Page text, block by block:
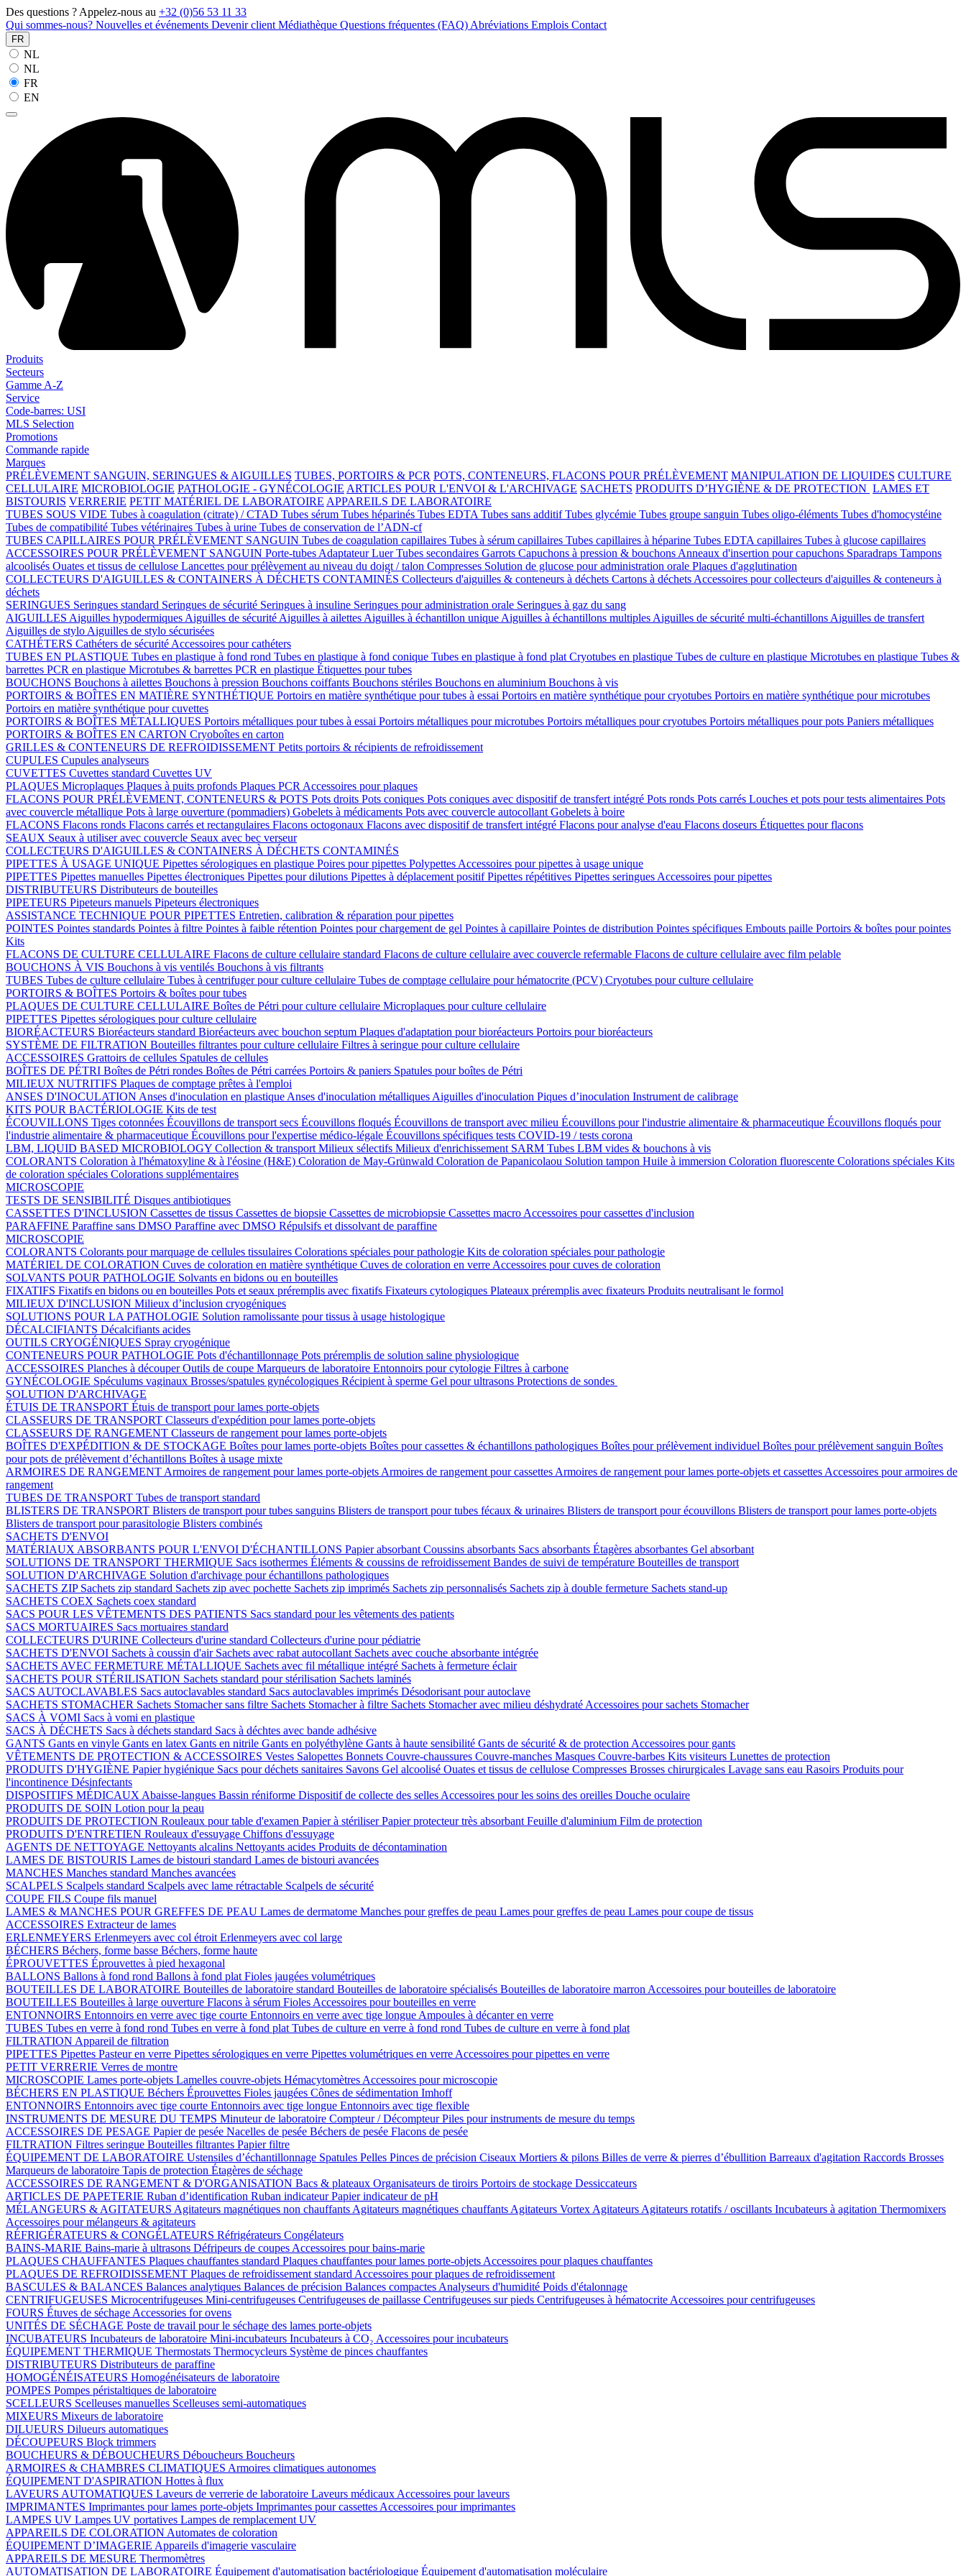
Des questions ? Appelez-nous au +32 (0)56 53 11 33
Qui sommes-nous? Nouvelles et événements Devenir client Médiathèque Questions fréquentes (FAQ) Abréviations Emplois Contact
FR
NL
NL
FR
EN
Produits
Secteurs
Gamme A-Z
Service
Code-barres: USI
MLS Selection
Promotions
Commande rapide
Marques
PRÉLÈVEMENT SANGUIN, SERINGUES & AIGUILLES TUBES, PORTOIRS & PCR POTS, CONTENEURS, FLACONS POUR PRÉLÈVEMENT MANIPULATION DE LIQUIDES CULTURE
CELLULAIRE MICROBIOLOGIE PATHOLOGIE - GYNÉCOLOGIE ARTICLES POUR L'ENVOI & L'ARCHIVAGE SACHETS PRODUITS D’HYGIÈNE & DE PROTECTION LAMES ET
BISTOURIS VERRERIE PETIT MATÉRIEL DE LABORATOIRE APPAREILS DE LABORATOIRE
TUBES SOUS VIDE Tubes à coagulation (citrate) / CTAD Tubes sérum Tubes héparinés Tubes EDTA Tubes sans additifTubes glycémie Tubes groupe sanguin Tubes oligo-éléments Tubes d'homocystéine
Tubes de compatibilité Tubes vétérinaires Tubes à urine Tubes de conservation de l’ADN-cf
TUBES CAPILLAIRES POUR PRÉLÈVEMENT SANGUIN Tubes de coagulation capillaires Tubes à sérum capillaires Tubes capillaires à héparine Tubes EDTA capillaires Tubes à glucose capillaires
ACCESSOIRES POUR PRÉLÈVEMENT SANGUIN Porte-tubes Adaptateur LuerTubes secondaires Garrots Capuchons à pression & bouchons Anneaux d'insertion pour capuchons Sparadraps Tampons
alcoolisés Ouates et tissus de cellulose Lancettes pour prélèvement au niveau du doigt / talon Compresses Solution de glucose pour administration orale Plaques d'agglutination
COLLECTEURS D'AIGUILLES & CONTAINERS À DÉCHETS CONTAMINÉS Collecteurs d'aiguilles & conteneurs à déchets Cartons à déchets Accessoires pour collecteurs d'aiguilles & conteneurs à
déchets
SERINGUES Seringues standard Seringues de sécurité Seringues à insuline Seringues pour administration orale Seringues à gaz du sang
AIGUILLES Aiguilles hypodermiques Aiguilles de sécurité Aiguilles à ailettes Aiguilles à échantillon unique Aiguilles à échantillons multiples Aiguilles de sécurité multi-échantillons Aiguilles de transfert
Aiguilles de stylo Aiguilles de stylo sécurisées
CATHÉTERS Cathéters de sécurité Accessoires pour cathéters
TUBES EN PLASTIQUE Tubes en plastique à fond rond Tubes en plastique à fond conique Tubes en plastique à fond plat Cryotubes en plastique Tubes de culture en plastique Microtubes en plastique Tubes &
barrettes PCR en plastique Microtubes & barrettes PCR en plastique Étiquettes pour tubes
BOUCHONS Bouchons à ailettes Bouchons à pression Bouchons coiffants Bouchons stériles Bouchons en aluminium Bouchons à vis
PORTOIRS & BOÎTES EN MATIÈRE SYNTHÉTIQUE Portoirs en matière synthétique pour tubes à essai Portoirs en matière synthétique pour cryotubes Portoirs en matière synthétique pour microtubes
Portoirs en matière synthétique pour cuvettes
PORTOIRS & BOÎTES MÉTALLIQUES Portoirs métalliques pour tubes à essai Portoirs métalliques pour microtubes Portoirs métalliques pour cryotubes Portoirs métalliques pour pots Paniers métalliques
PORTOIRS & BOÎTES EN CARTON Cryoboîtes en carton
GRILLES & CONTENEURS DE REFROIDISSEMENT Petits portoirs & récipients de refroidissement
CUPULES Cupules analyseurs
CUVETTES Cuvettes standard Cuvettes UV
PLAQUES Microplaques Plaques à puits profonds Plaques PCR Accessoires pour plaques
FLACONS POUR PRÉLÈVEMENT, CONTENEURS & POTS Pots droits Pots coniques Pots coniques avec dispositif de transfert intégré Pots ronds Pots carrés Louches et pots pour tests alimentaires Pots
avec couvercle métallique Pots à large ouverture (pommadiers) Gobelets à médicaments Pots avec couvercle autocollant Gobelets à boire
FLACONS Flacons ronds Flacons carrés et rectangulaires Flacons octogonaux Flacons avec dispositif de transfert intégré Flacons pour analyse d'eau Flacons doseurs Étiquettes pour flacons
SEAUX Seaux à utiliser avec couvercle Seaux avec bec verseur
COLLECTEURS D'AIGUILLES & CONTAINERS À DÉCHETS CONTAMINÉS
PIPETTES À USAGE UNIQUE Pipettes sérologiques en plastique Poires pour pipettes Polypettes Accessoires pour pipettes à usage unique
PIPETTES Pipettes manuelles Pipettes électroniques Pipettes pour dilutions Pipettes à déplacement positifPipettes répétitives Pipettes seringues Accessoires pour pipettes
DISTRIBUTEURS Distributeurs de bouteilles
PIPETEURS Pipeteurs manuels Pipeteurs électroniques
ASSISTANCE TECHNIQUE POUR PIPETTES Entretien, calibration & réparation pour pipettes
POINTES Pointes standards Pointes à filtre Pointes à faible rétention Pointes pour chargement de gel Pointes à capillaire Pointes de distribution Pointes spécifiques Embouts paille Portoirs & boîtes pour pointes
Kits
FLACONS DE CULTURE CELLULAIRE Flacons de culture cellulaire standard Flacons de culture cellulaire avec couvercle refermable Flacons de culture cellulaire avec film pelable
BOUCHONS À VIS Bouchons à vis ventilés Bouchons à vis filtrants
TUBES Tubes de culture cellulaire Tubes à centrifuger pour culture cellulaire Tubes de comptage cellulaire pour hématocrite (PCV) Cryotubes pour culture cellulaire
PORTOIRS & BOÎTES Portoirs & boîtes pour tubes
PLAQUES DE CULTURE CELLULAIRE Boîtes de Pétri pour culture cellulaire Microplaques pour culture cellulaire
PIPETTES Pipettes sérologiques pour culture cellulaire
BIORÉACTEURS Bioréacteurs standard Bioréacteurs avec bouchon septum Plaques d'adaptation pour bioréacteurs Portoirs pour bioréacteurs
SYSTÈME DE FILTRATION Bouteilles filtrantes pour culture cellulaire Filtres à seringue pour culture cellulaire
ACCESSOIRES Grattoirs de cellules Spatules de cellules
BOÎTES DE PÉTRI Boîtes de Pétri rondes Boîtes de Pétri carrées Portoirs & paniers Spatules pour boîtes de Pétri
MILIEUX NUTRITIFS Plaques de comptage prêtes à l'emploi
ANSES D'INOCULATION Anses d'inoculation en plastique Anses d'inoculation métalliques Aiguilles d'inoculation Piques d’inoculation Instrument de calibrage
KITS POUR BACTÉRIOLOGIE Kits de test
ÉCOUVILLONS Tiges cotonnées Écouvillons de transport secs Écouvillons floqués Écouvillons de transport avec milieu Écouvillons pour l'industrie alimentaire & pharmaceutique Écouvillons floqués pour
l'industrie alimentaire & pharmaceutique Écouvillons pour l'expertise médico-légale Écouvillons spécifiques tests COVID-19 / tests corona
LBM, LIQUID BASED MICROBIOLOGY Collection & transport Milieux sélectifs Milieux d'enrichissement SARM Tubes LBM vides & bouchons à vis
COLORANTS Coloration à l'hématoxyline & à l'éosine (H&E) Coloration de May-Grünwald Coloration de Papanicolaou Solution tampon Huile à immersion Coloration fluorescente Colorations spéciales Kits
de coloration spéciales Colorations supplémentaires
MICROSCOPIE
TESTS DE SENSIBILITÉ Disques antibiotiques
CASSETTES D'INCLUSION Cassettes de tissus Cassettes de biopsie Cassettes de microbiopsie Cassettes macro Accessoires pour cassettes d'inclusion
PARAFFINE Paraffine sans DMSO Paraffine avec DMSO Répulsifs et dissolvant de paraffine
MICROSCOPIE
COLORANTS Colorants pour marquage de cellules tissulaires Colorations spéciales pour pathologie Kits de coloration spéciales pour pathologie
MATÉRIEL DE COLORATION Cuves de coloration en matière synthétique Cuves de coloration en verre Accessoires pour cuves de coloration
SOLVANTS POUR PATHOLOGIE Solvants en bidons ou en bouteilles
FIXATIFS Fixatifs en bidons ou en bouteilles Pots et seaux préremplis avec fixatifs Fixateurs cytologiques Plateaux préremplis avec fixateurs Produits neutralisant le formol
MILIEUX D'INCLUSION Milieux d’inclusion cryogéniques
SOLUTIONS POUR LA PATHOLOGIE Solution ramolissante pour tissus à usage histologique
DÉCALCIFIANTS Décalcifiants acides
OUTILS CRYOGÉNIQUES Spray cryogénique
CONTENEURS POUR PATHOLOGIE Pots d'échantillonnage Pots préremplis de solution saline physiologique
ACCESSOIRES Planches à découperOutils de coupe Marqueurs de laboratoire Entonnoirs pour cytologie Filtres à carbone
GYNÉCOLOGIE Spéculums vaginaux Brosses/spatules gynécologiques Récipient à sperme Gel pour ultrasons Protections de sondes
SOLUTION D'ARCHIVAGE
ÉTUIS DE TRANSPORT Étuis de transport pour lames porte-objets
CLASSEURS DE TRANSPORT Classeurs d'expédition pour lames porte-objets
CLASSEURS DE RANGEMENT Classeurs de rangement pour lames porte-objets
BOÎTES D'EXPÉDITION & DE STOCKAGE Boîtes pour lames porte-objets Boîtes pour cassettes & échantillons pathologiques Boîtes pour prélèvement individuel Boîtes pour prélèvement sanguin Boîtes
pour pots de prélèvement d’échantillons Boîtes à usage mixte
ARMOIRES DE RANGEMENT Armoires de rangement pour lames porte-objets Armoires de rangement pour cassettes Armoires de rangement pour lames porte-objets et cassettes Accessoires pour armoires de
rangement
TUBES DE TRANSPORT Tubes de transport standard
BLISTERS DE TRANSPORT Blisters de transport pour tubes sanguins Blisters de transport pour tubes fécaux & urinaires Blisters de transport pour écouvillons Blisters de transport pour lames porte-objets
Blisters de transport pour parasitologie Blisters combinés
SACHETS D'ENVOI
MATÉRIAUX ABSORBANTS POUR L'ENVOI D'ÉCHANTILLONS Papier absorbant Coussins absorbants Sacs absorbants Étagères absorbantes Gel absorbant
SOLUTIONS DE TRANSPORT THERMIQUE Sacs isothermes Éléments & coussins de refroidissement Bandes de suivi de température Bouteilles de transport
SOLUTION D'ARCHIVAGE Solution d'archivage pour échantillons pathologiques
SACHETS ZIP Sachets zip standard Sachets zip avec pochette Sachets zip imprimés Sachets zip personnalisés Sachets zip à double fermeture Sachets stand-up
SACHETS COEX Sachets coex standard
SACS POUR LES VÊTEMENTS DES PATIENTS Sacs standard pour les vêtements des patients
SACS MORTUAIRES Sacs mortuaires standard
COLLECTEURS D'URINE Collecteurs d'urine standard Collecteurs d'urine pour pédiatrie
SACHETS D'ENVOI Sachets à coussin d'air Sachets avec rabat autocollant Sachets avec couche absorbante intégrée
SACHETS AVEC FERMETURE MÉTALLIQUE Sachets avec fil métallique intégré Sachets à fermeture éclair
SACHETS POUR STÉRILISATION Sachets standard pour stérilisation Sachets laminés
SACS AUTOCLAVABLES Sacs autoclavables standard Sacs autoclavables imprimés Désodorisant pour autoclave
SACHETS STOMACHER Sachets Stomacher sans filtre Sachets Stomacher à filtre Sachets Stomacher avec milieu déshydraté Accessoires pour sachets Stomacher
SACS À VOMI Sacs à vomi en plastique
SACS À DÉCHETS Sacs à déchets standard Sacs à déchtes avec bande adhésive
GANTS Gants en vinyle Gants en latex Gants en nitrile Gants en polyéthylène Gants à haute sensibilité Gants de sécurité & de protection Accessoires pour gants
VÊTEMENTS DE PROTECTION & ACCESSOIRES Vestes Salopettes Bonnets Couvre-chaussures Couvre-manches Masques Couvre-barbes Kits visiteurs Lunettes de protection
PRODUITS D'HYGIÈNE Papier hygiénique Sacs pour déchets sanitaires Savons Gel alcoolisé Ouates et tissus de cellulose Compresses Brosses chirurgicales Lavage sans eau Rasoirs Produits pour
l'incontinence Désinfectants
DISPOSITIFS MÉDICAUX Abaisse-langues Bassin réniforme Dispositif de collecte des selles Accessoires pour les soins des oreilles Douche oculaire
PRODUITS DE SOIN Lotion pour la peau
PRODUITS DE PROTECTION Rouleaux pour table d'examen Papier à stériliserPapier protecteur très absorbant Feuille d'aluminium Film de protection
PRODUITS D'ENTRETIEN Rouleaux d'essuyage Chiffons d'essuyage
AGENTS DE NETTOYAGE Nettoyants alcalins Nettoyants acides Produits de décontamination
LAMES DE BISTOURIS Lames de bistouri standard Lames de bistouri avancées
MANCHES Manches standard Manches avancées
SCALPELS Scalpels standard Scalpels avec lame rétractable Scalpels de sécurité
COUPE FILS Coupe fils manuel
LAMES & MANCHES POUR GREFFES DE PEAU Lames de dermatome Manches pour greffes de peau Lames pour greffes de peau Lames pour coupe de tissus
ACCESSOIRES Extracteur de lames
ERLENMEYERS Erlenmeyers avec col étroit Erlenmeyers avec col large
BÉCHERS Béchers, forme basse Béchers, forme haute
ÉPROUVETTES Éprouvettes à pied hexagonal
BALLONS Ballons à fond rond Ballons à fond plat Fioles jaugées volumétriques
BOUTEILLES DE LABORATOIRE Bouteilles de laboratoire standard Bouteilles de laboratoire spécialisés Bouteilles de laboratoire marron Accessoires pour bouteilles de laboratoire
BOUTEILLES Bouteilles à large ouverture Flacons à sérum Fioles Accessoires pour bouteilles en verre
ENTONNOIRS Entonnoirs en verre avec tige courte Entonnoirs en verre avec tige longue Ampoules à décanter en verre
TUBES Tubes en verre à fond rond Tubes en verre à fond plat Tubes de culture en verre à fond rond Tubes de culture en verre à fond plat
FILTRATION Appareil de filtration
PIPETTES Pipettes Pasteur en verre Pipettes sérologiques en verre Pipettes volumétriques en verre Accessoires pour pipettes en verre
PETIT VERRERIE Verres de montre
MICROSCOPIE Lames porte-objets Lamelles couvre-objets Hémacytomètres Accessoires pour microscopie
BÉCHERS EN PLASTIQUE Béchers Éprouvettes Fioles jaugées Cônes de sédimentation Imhoff
ENTONNOIRS Entonnoirs avec tige courte Entonnoirs avec tige longue Entonnoirs avec tige flexible
INSTRUMENTS DE MESURE DU TEMPS Minuteur de laboratoire Compteur / DécompteurPiles pour instruments de mesure du temps
ACCESSOIRES DE PESAGE Papier de pesée Nacelles de pesée Béchers de pesée Flacons de pesée
FILTRATION Filtres seringue Bouteilles filtrantes Papier filtre
ÉQUIPEMENT DE LABORATOIRE Ustensiles d’échantillonnage Spatules Pelles Pinces de précision Ciseaux Mortiers & pilons Billes de verre & pierres d’ébullition Barreaux d'agitation Raccords Brosses
Marqueurs de laboratoire Tapis de protection Étagères de séchage
ACCESSOIRES DE RANGEMENT & D'ORGANISATION Bacs & plateaux Organisateurs de tiroirs Portoirs de stockage Dessiccateurs
ARTICLES DE PAPETERIE Ruban d’identification Ruban indicateurPapier indicateur de pH
MÉLANGEURS & AGITATEURS Agitateurs magnétiques non chauffants Agitateurs magnétiques chauffants Agitateurs Vortex Agitateurs Agitateurs rotatifs / oscillants Incubateurs à agitation Thermomixers
Accessoires pour mélangeurs & agitateurs
RÉFRIGÉRATEURS & CONGÉLATEURS Réfrigérateurs Congélateurs
BAINS-MARIE Bains-marie à ultrasons Défripeurs de coupes Accessoires pour bains-marie
PLAQUES CHAUFFANTES Plaques chauffantes standard Plaques chauffantes pour lames porte-objets Accessoires pour plaques chauffantes
PLAQUES DE REFROIDISSEMENT Plaques de refroidissement standard Accessoires pour plaques de refroidissement
BASCULES & BALANCES Balances analytiques Balances de précision Balances compactes Analyseurs d'humidité Poids d'étalonnage
CENTRIFUGEUSES Microcentrifugeuses Mini-centrifugeuses Centrifugeuses de paillasse Centrifugeuses sur pieds Centrifugeuses à hématocrite Accessoires pour centrifugeuses
FOURS Étuves de séchage Accessories for ovens
UNITÉS DE SÉCHAGE Poste de travail pour le séchage des lames porte-objets
INCUBATEURS Incubateurs de laboratoire Mini-incubateurs Incubateurs à CO₂ Accessoires pour incubateurs
ÉQUIPEMENT THERMIQUE Thermostats Thermocycleurs Système de pinces chauffantes
DISTRIBUTEURS Distributeurs de paraffine
HOMOGÉNÉISATEURS Homogénéisateurs de laboratoire
POMPES Pompes péristaltiques de laboratoire
SCELLEURS Scelleuses manuelles Scelleuses semi-automatiques
MIXEURS Mixeurs de laboratoire
DILUEURS Dilueurs automatiques
DÉCOUPEURS Block trimmers
BOUCHEURS & DÉBOUCHEURS Déboucheurs Boucheurs
ARMOIRES & CHAMBRES CLIMATIQUES Armoires climatiques autonomes
ÉQUIPEMENT D'ASPIRATION Hottes à flux
LAVEURS AUTOMATIQUES Laveurs de verrerie de laboratoire Laveurs médicaux Accessoires pour laveurs
IMPRIMANTES Imprimantes pour lames porte-objets Imprimantes pour cassettes Accessoires pour imprimantes
LAMPES UV Lampes UV portatives Lampes de remplacement UV
APPAREILS DE COLORATION Automates de coloration
ÉQUIPEMENT D’IMAGERIE Appareils d'imagerie vasculaire
APPAREILS DE MESURE Thermomètres
AUTOMATISATION DE LABORATOIRE Équipement d'automatisation bactériologique Équipement d'automatisation moléculaire